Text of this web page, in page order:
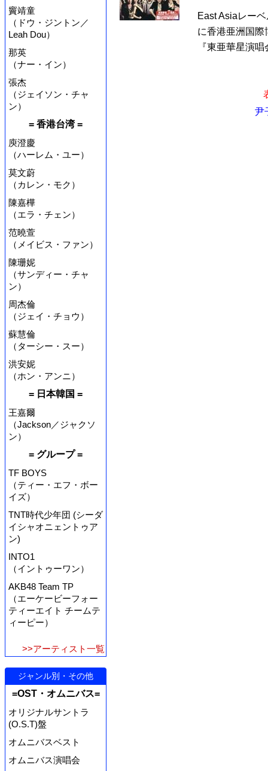
竇靖童
（ドウ・ジントン／
Leah Dou）
那英
（ナー・イン）
張杰
（ジェイソン・チャ
ン）
= 香港台湾 =
庾澄慶
（ハーレム・ユー）
莫文蔚
（カレン・モク）
陳嘉樺
（エラ・チェン）
范曉萱
（メイビス・ファン）
陳珊妮
（サンディー・チャ
ン）
周杰倫
（ジェイ・チョウ）
蘇慧倫
（ターシー・スー）
洪安妮
（ホン・アンニ）
= 日本韓国 =
王嘉爾
（Jackson／ジャクソ
ン）
= グループ =
TF BOYS
（ティー・エフ・ボー
イズ）
TNT時代少年団 (シーダ
イシャオニェントゥア
ン)
INTO1
（イントゥーワン）
AKB48 Team TP
（エーケービーフォー
ティーエイト チームテ
ィーピー）
>>アーティスト一覧
ジャンル別・その他
=OST・オムニバス=
オリジナルサントラ
(O.S.T)盤
オムニバスベスト
オムニバス演唱会
East Asiaレー
に香港亜洲国際
『東亜華星演
尹